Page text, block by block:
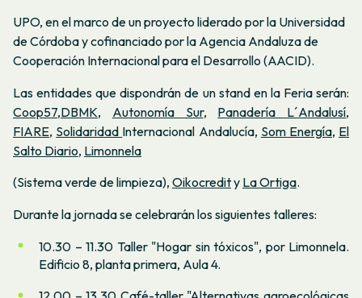
UPO, en el marco de un proyecto liderado por la Universidad
de Córdoba y cofinanciado por la Agencia Andaluza de
Cooperación Internacional para el Desarrollo (AACID).
Las entidades que dispondrán de un stand en la Feria serán:
Coop57,DBMK, Autonomía Sur, Panadería L´Andalusí,
FIARE, Solidaridad Internacional Andalucía, Som Energía, El
Salto Diario, Limonnela
(Sistema verde de limpieza), Oikocredity La Ortiga.
Durante la jornada se celebrarán los siguientes talleres:
10.30 – 11.30 Taller "Hogar sin tóxicos", por Limonnela.
Edificio 8, planta primera, Aula 4.